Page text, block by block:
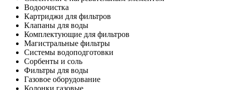
Водоочистка
Картриджи для фильтров
Клапаны для воды
Комплектующие для фильтров
Магистральные фильтры
Системы водоподготовки
Сорбенты и соль
Фильтры для воды
Газовое оборудование
Колонки газовые